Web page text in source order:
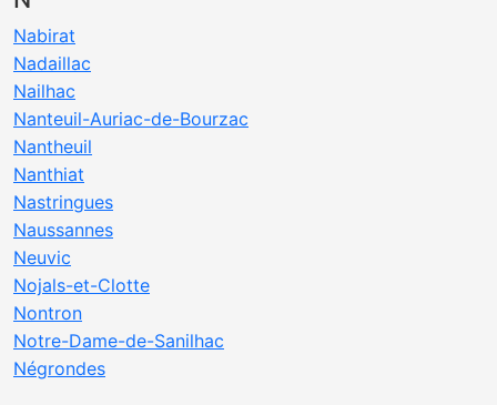
Nabirat
Nadaillac
Nailhac
Nanteuil-Auriac-de-Bourzac
Nantheuil
Nanthiat
Nastringues
Naussannes
Neuvic
Nojals-et-Clotte
Nontron
Notre-Dame-de-Sanilhac
Négrondes